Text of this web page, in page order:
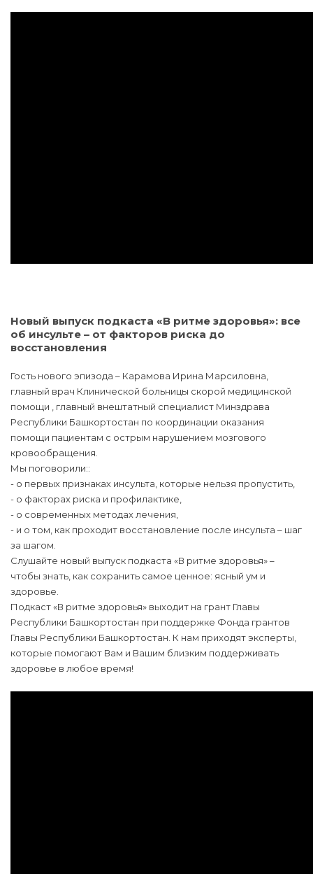
Новый выпуск подкаста «В ритме здоровья»: все
об инсульте – от факторов риска до
восстановления
Гость нового эпизода – Карамова Ирина Марсиловна,
главный врач Клинической больницы скорой медицинской
помощи , главный внештатный специалист Минздрава
Республики Башкортостан по координации оказания
помощи пациентам с острым нарушением мозгового
кровообращения.
Мы поговорили::
- о первых признаках инсульта, которые нельзя пропустить,
- о факторах риска и профилактике,
- о современных методах лечения,
- и о том, как проходит восстановление после инсульта – шаг
за шагом.
Слушайте новый выпуск подкаста «В ритме здоровья» –
чтобы знать, как сохранить самое ценное: ясный ум и
здоровье.
Подкаст «В ритме здоровья» выходит на грант Главы
Республики Башкортостан при поддержке Фонда грантов
Главы Республики Башкортостан. К нам приходят эксперты,
которые помогают Вам и Вашим близким поддерживать
здоровье в любое время!